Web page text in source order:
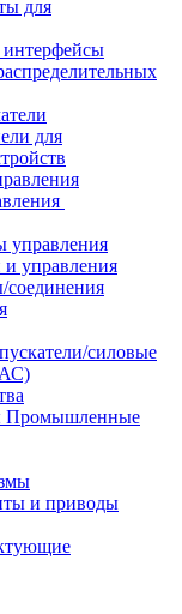
для
для
управления
силовые
Промышленные
и приводы